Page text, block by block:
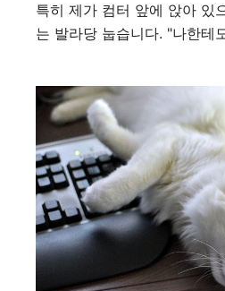
특히 제가 컴터 앞에 앉아 있
는 발라당 눕습니다. "나한테